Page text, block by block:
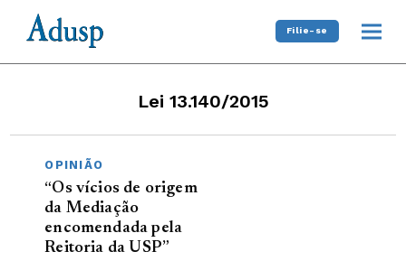
Filie-se
Lei 13.140/2015
OPINIÃO
“Os vícios de origem
da Mediação
encomendada pela
Reitoria da USP”